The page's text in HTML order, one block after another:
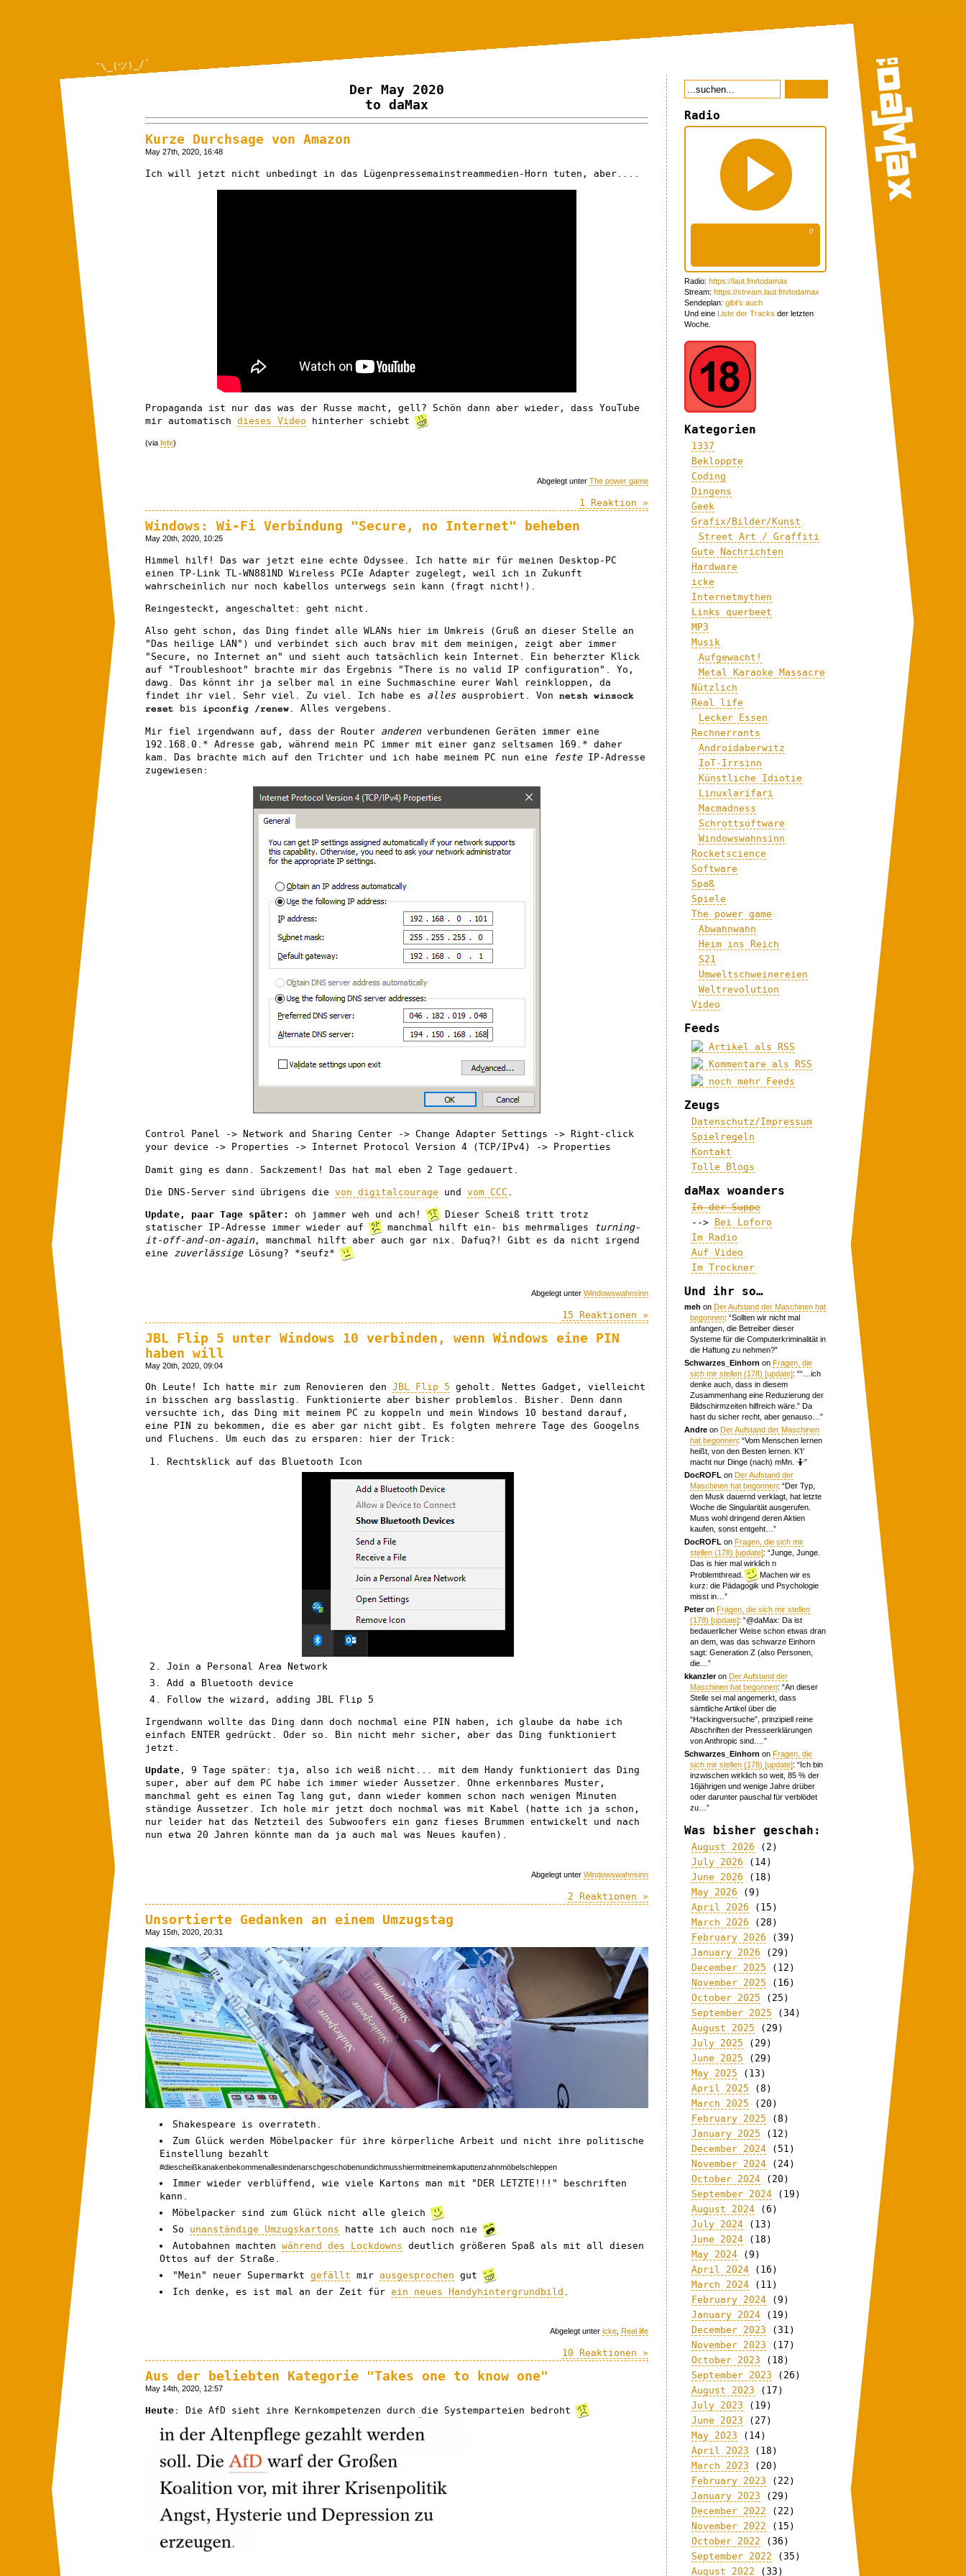
¯\_(ツ)_/¯
Der May 2020
to daMax
Kurze Durchsage von Amazon
May 27th, 2020, 16:48
Ich will jetzt nicht unbedingt in das Lügenpressemainstreammedien-Horn tuten, aber....
Propaganda ist nur das was der Russe macht, gell? Schön dann aber wieder, dass YouTube
mir automatisch dieses Video hinterher schiebt
(via fefe)
Abgelegt unter The power game
1 Reaktion »
Windows: Wi-Fi Verbindung "Secure, no Internet" beheben
May 20th, 2020, 10:25
Himmel hilf! Das war jetzt eine echte Odyssee. Ich hatte mir für meinen Desktop-PC
einen TP-Link TL-WN881ND Wireless PCIe Adapter zugelegt, weil ich in Zukunft
wahrscheinlich nur noch kabellos unterwegs sein kann (fragt nicht!).
Reingesteckt, angeschaltet: geht nicht.
Also geht schon, das Ding findet alle WLANs hier im Umkreis (Gruß an dieser Stelle an
"Das heilige LAN") und verbindet sich auch brav mit dem meinigen, zeigt aber immer
"Secure, no Internet an" und sieht auch tatsächlich kein Internet. Ein beherzter Klick
auf "Troubleshoot" brachte mir das Ergebnis "There is no valid IP configuration". Yo,
dawg. Das könnt ihr ja selber mal in eine Suchmaschine eurer Wahl reinkloppen, da
findet ihr viel. Sehr viel. Zu viel. Ich habe es alles ausprobiert. Von netsh winsock
reset
bis ipconfig /renew . Alles vergebens.
Mir fiel irgendwann auf, dass der Router anderen verbundenen Geräten immer eine
192.168.0.* Adresse gab, während mein PC immer mit einer ganz seltsamen 169.* daher
kam. Das brachte mich auf den Trichter und ich habe meinem PC nun eine
festeIP-Adresse
zugewiesen:
Control Panel -> Network and Sharing Center -> Change Adapter Settings -> Right-click
your device -> Properties -> Internet Protocol Version 4 (TCP/IPv4) -> Properties
Damit ging es dann. Sackzement! Das hat mal eben 2 Tage gedauert.
Die DNS-Server sind übrigens die von digitalcourage und vom CCC
Update, paar Tage später: oh jammer weh und ach!
Dieser Scheiß tritt trotz
statischer IP-Adresse immer wieder auf
manchmal hilft ein- bis mehrmaliges
turning-
it-off-and-on-again, manchmal hilft aber auch gar nix. Dafuq?! Gibt es da nicht irgend
eine zuverlässige Lösung? *seufz*
Abgelegt unter Windowswahnsinn
15 Reaktionen »
JBL Flip 5 unter Windows 10 verbinden, wenn Windows eine PIN
haben will
May 20th, 2020, 09:04
Oh Leute! Ich hatte mir zum Renovieren den JBL Flip 5 geholt. Nettes Gadget, vielleicht
in bisschen arg basslastig. Funktionierte aber bisher problemlos. Bisher. Denn dann
versuchte ich, das Ding mit meinem PC zu koppeln und mein Windows 10 bestand darauf,
eine PIN zu bekommen, die es aber gar nicht gibt. Es folgten mehrere Tage des Googelns
und Fluchens. Um euch das zu ersparen: hier der Trick:
Rechtsklick auf das Bluetooth Icon
Join a Personal Area Network
Add a Bluetooth device
Follow the wizard, adding JBL Flip 5
Irgendwann wollte das Ding dann doch nochmal eine PIN haben, ich glaube da habe ich
einfach ENTER gedrückt. Oder so. Bin nicht mehr sicher, aber das Ding funktioniert
jetzt.
Update , 9 Tage später: tja, also ich weiß nicht... mit dem Handy funktioniert das Ding
super, aber auf dem PC habe ich immer wieder Aussetzer. Ohne erkennbares Muster,
manchmal geht es einen Tag lang gut, dann wieder kommen schon nach wenigen Minuten
ständige Aussetzer. Ich hole mir jetzt doch nochmal was mit Kabel (hatte ich ja schon,
nur leider hat das Netzteil des Subwoofers ein ganz fieses Brummen entwickelt und nach
nun etwa 20 Jahren könnte man da ja auch mal was Neues kaufen).
Abgelegt unter Windowswahnsinn
2 Reaktionen »
Unsortierte Gedanken an einem Umzugstag
May 15th, 2020, 20:31
Shakespeare is overrateth.
Zum Glück werden Möbelpacker für ihre körperliche Arbeit und nicht ihre politische
Einstellung bezahlt
#diescheißkanakenbekommenallesindenarschgeschobenundichmusshiermitmeinemkaputtenzahnmöbelschleppen
Immer wieder verblüffend, wie viele Kartons man mit "DER LETZTE!!!" beschriften
kann.
Möbelpacker sind zum Glück nicht alle gleich
So unanständige Umzugskartons hatte ich auch noch nie
Autobahnen machtenwährend des Lockdowns deutlich größeren Spaß als mit all diesen
Ottos auf der Straße.
"Mein" neuer Supermarktgefällt mirausgesprochen gut
Ich denke, es ist mal an der Zeit fürein neues Handyhintergrundbild
Abgelegt unter icke Real life
10 Reaktionen »
Aus der beliebten Kategorie "Takes one to know one"
May 14th, 2020, 12:57
Heute : Die AfD sieht ihre Kernkompetenzen durch die Systemparteien bedroht
Radio
Radio: https://laut.fm/todamax
Stream: https://stream.laut.fm/todamax
Sendeplan: gibt's auch
Und eine Liste der Tracks der letzten
Woche.
Kategorien
1337
Bekloppte
Coding
Dingens
Geek
Grafix/Bilder/Kunst
Street Art / Graffiti
Gute Nachrichten
Hardware
icke
Internetmythen
Links querbeet
MP3
Musik
Aufgewacht!
Metal Karaoke Massacre
Nützlich
Real life
Lecker Essen
Rechnerrants
Androidaberwitz
IoT-Irrsinn
Künstliche Idiotie
Linuxlarifari
Macmadness
Schrottsoftware
Windowswahnsinn
Rocketscience
Software
Spaß
Spiele
The power game
Abwahnwahn
Heim ins Reich
S21
Umweltschweinereien
Weltrevolution
Video
Feeds
Artikel als RSS
Kommentare als RSS
noch mehr Feeds
Zeugs
Datenschutz/Impressum
Spielregeln
Kontakt
Tolle Blogs
daMax woanders
In der Suppe
-->
Bei Loforo
Im Radio
Auf Video
Im Trockner
Und ihr so…
meh onDer Aufstand der Maschinen hat
begonnen: “Sollten wir nicht mal
anfangen, die Betreiber dieser
Systeme für die Computerkriminalität in
die Haftung zu nehmen?”
Schwarzes_Einhorn onFragen, die
sich mir stellen (178) [update]: ““…ich
denke auch, dass in diesem
Zusammenhang eine Reduzierung der
Bildschirmzeiten hilfreich wäre.” Da
hast du sicher recht, aber genauso… ”
Andre onDer Aufstand der Maschinen
hat begonnen: “Vom Menschen lernen
heißt, von den Besten lernen. K’I’
macht nur Dinge (nach) mMn. 🤷”
DocROFL onDer Aufstand der
Maschinen hat begonnen: “Der Typ,
den Musk dauernd verklagt, hat letzte
Woche die Singularität ausgerufen.
Muss wohl dringend deren Aktien
kaufen, sonst entgeht… ”
DocROFL onFragen, die sich mir
stellen (178) [update]: “Junge, Junge.
Das is hier mal wirklich n
Problemthread.
Machen wir es
kurz: die Pädagogik und Psychologie
misst in… ”
PeteronFragen, die sich mir stellen
(178) [update]: “@daMax: Da ist
bedauerlicher Weise schon etwas dran
an dem, was das schwarze Einhorn
sagt: Generation Z (also Personen,
die… ”
kkanzleronDer Aufstand der
Maschinen hat begonnen: “An dieser
Stelle sei mal angemerkt, dass
sämtliche Artikel über die
“Hackingversuche”, prinzipiell reine
Abschriften der Presseerklärungen
von Anthropic sind.… ”
Schwarzes_Einhorn onFragen, die
sich mir stellen (178) [update]: “Ich bin
inzwischen wirklich so weit, 85 % der
16jährigen und wenige Jahre drüber
oder darunter pauschal für verblödet
zu… ”
Was bisher geschah:
August 2026 (2)
July 2026 (14)
June 2026 (18)
May 2026 (9)
April 2026 (15)
March 2026 (28)
February 2026 (39)
January 2026 (29)
December 2025 (12)
November 2025 (16)
October 2025 (25)
September 2025 (34)
August 2025 (29)
July 2025 (29)
June 2025 (29)
May 2025 (13)
April 2025 (8)
March 2025 (20)
February 2025 (8)
January 2025 (12)
December 2024 (51)
November 2024 (24)
October 2024 (20)
September 2024 (19)
August 2024 (6)
July 2024 (13)
June 2024 (18)
May 2024 (9)
April 2024 (16)
March 2024 (11)
February 2024 (9)
January 2024 (19)
December 2023 (31)
November 2023 (17)
October 2023 (18)
September 2023 (26)
August 2023 (17)
July 2023 (19)
June 2023 (27)
May 2023 (14)
April 2023 (18)
March 2023 (20)
February 2023 (22)
January 2023 (29)
December 2022 (22)
November 2022 (15)
October 2022 (36)
September 2022 (35)
August 2022 (33)